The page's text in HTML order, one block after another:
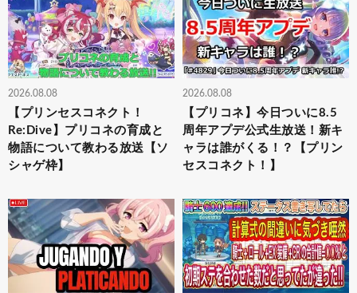
2026.08.08
【プリンセスコネクト！
Re:Dive】プリコネの育成と
物語について教わる放送【ソ
シャゲ枠】
2026.08.08
【プリコネ】今日ついに8.5
周年アプデ公式生放送！新キ
ャラは誰がくる！？【プリン
セスコネクト！】